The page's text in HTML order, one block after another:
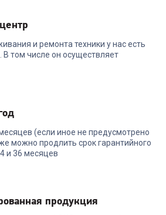
и ремонта техники у нас есть
В том числе он осуществляет
(если иное не предусмотрено
можно продлить срок гарантийного
и 36 месяцев
продукция